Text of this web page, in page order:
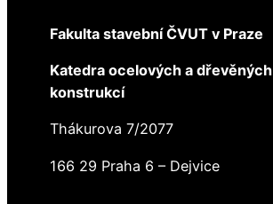
Fakulta stavební ČVUT v Praze
Katedra ocelových a dřevěných
konstrukcí
Thákurova 7/2077
166 29 Praha 6 – Dejvice